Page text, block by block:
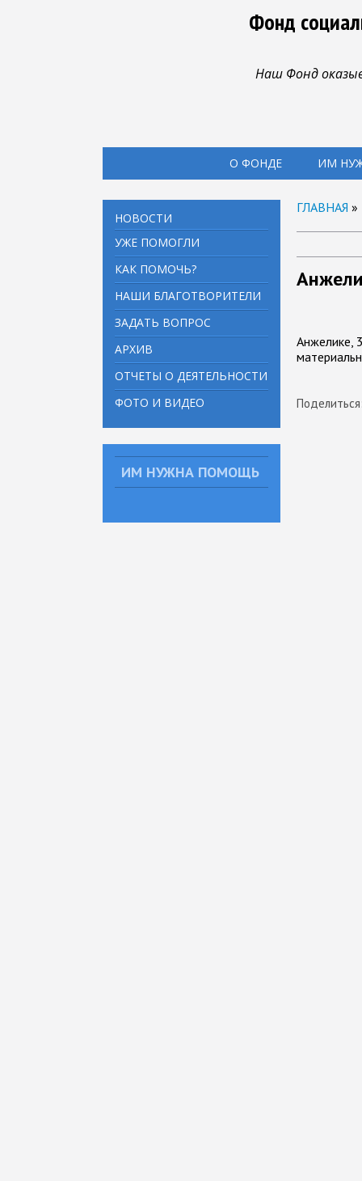
Фонд
Наш Фонд
О ФОНДЕ ИМ
НОВОСТИ
УЖЕ ПОМОГЛИ
КАК ПОМОЧЬ?
НАШИ БЛАГОТВОРИТЕЛИ
ЗАДАТЬ ВОПРОС
АРХИВ
ОТЧЕТЫ О ДЕЯТЕЛЬНОСТИ
ФОТО И ВИДЕО
ИМ НУЖНА ПОМОЩЬ
ГЛАВНАЯ »
Анжелике,